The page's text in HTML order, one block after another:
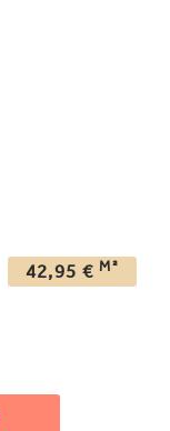
42,95 € M²